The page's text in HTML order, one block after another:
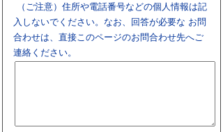
（ご注意）住所や電話番号などの個人情報は記
入しないでください。なお、回答が必要な お問
合わせは、直接このページのお問合わせ先へご
連絡ください。